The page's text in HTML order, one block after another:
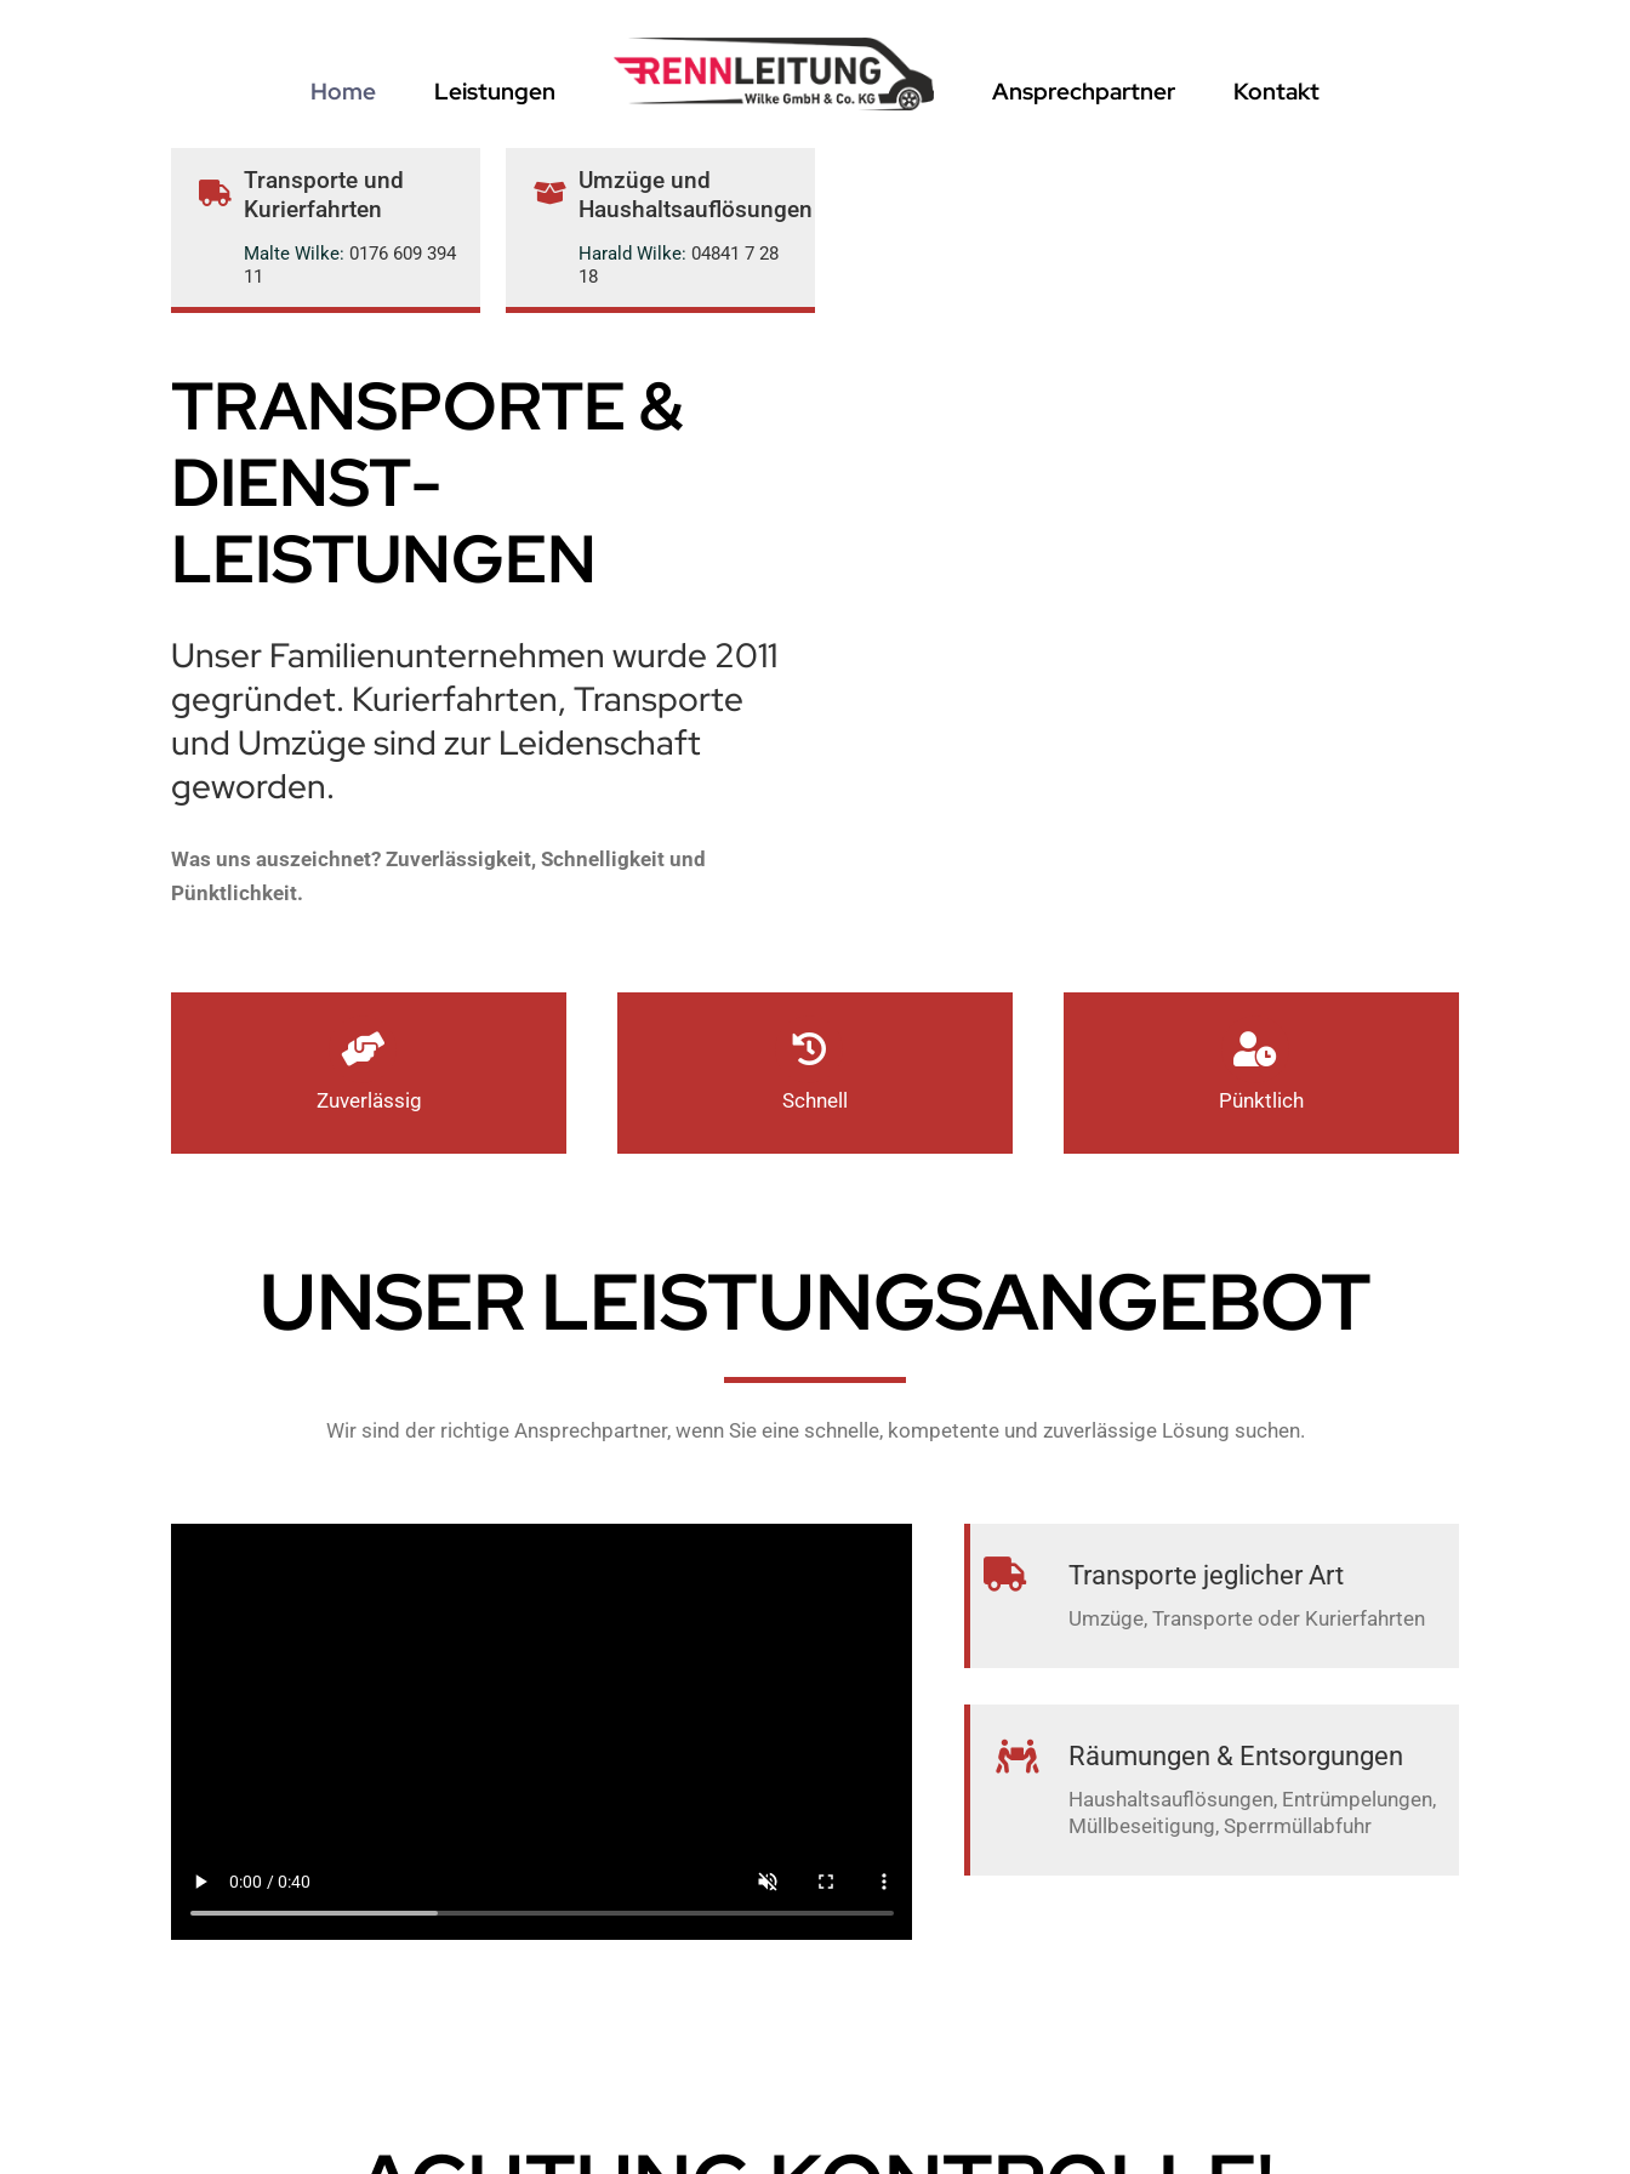
Home Leistungen Ansprechpartner Kontakt
Transporte und
Kurierfahrten
Malte Wilke:0176 609 394
11
Umzüge und
Haushaltsauflösungen
Harald Wilke:04841 7 28
18
TRANSPORTE &
DIENST­
LEISTUNGEN
Unser Familienunternehmen wurde 2011
gegründet. Kurierfahrten, Transporte
und Umzüge sind zur Leidenschaft
geworden.
Was uns auszeichnet? Zuverlässigkeit, Schnelligkeit und
Pünktlichkeit.
Zuverlässig Schnell Pünktlich
UNSER LEISTUNGSANGEBOT
Wir sind der richtige Ansprechpartner, wenn Sie eine schnelle, kompetente und zuverlässige Lösung suchen.
Transporte jeglicher Art
Umzüge, Transporte oder Kurierfahrten
Räumungen & Entsorgungen
Haushaltsauflösungen, Entrümpelungen,
Müllbeseitigung, Sperrmüllabfuhr